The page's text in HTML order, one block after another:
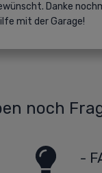
Danke
mit der Garage!
noch
-